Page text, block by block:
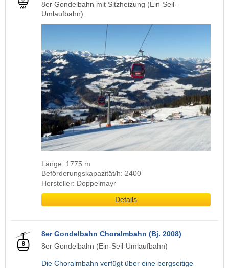
8er Gondelbahn mit Sitzheizung (Ein-Seil-
Umlaufbahn)
Länge: 1775 m
Beförderungskapazität/h: 2400
Hersteller: Doppelmayr
Details
8er Gondelbahn Choralmbahn (Bj. 2008)
8er Gondelbahn (Ein-Seil-Umlaufbahn)
Die Choralmbahn verfügt über eine bergseitige